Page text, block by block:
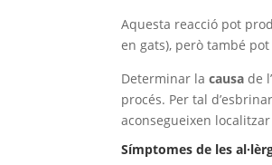
Aquesta reacció pot
en gats), però també
Determinar lacausa de
procés. Per tal
aconsegueixen
Símptomes de les